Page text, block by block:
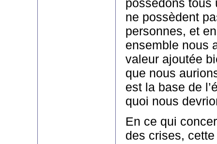
possédons tous
ne possèdent
personnes, et
ensemble nous
valeur ajoutée
que nous
est la base de
quoi nous
En ce qui
des crises,